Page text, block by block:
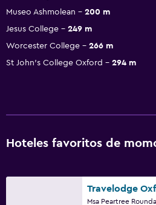
Museo Ashmolean
200 m
Jesus College
249 m
Worcester College
266 m
St John's College Oxford
294 m
Hoteles favoritos de